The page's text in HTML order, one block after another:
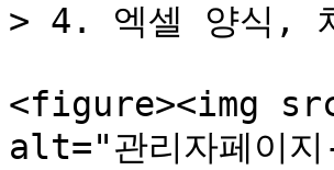
> 4. 엑셀 양식,
<figure><img
alt="관리자페이